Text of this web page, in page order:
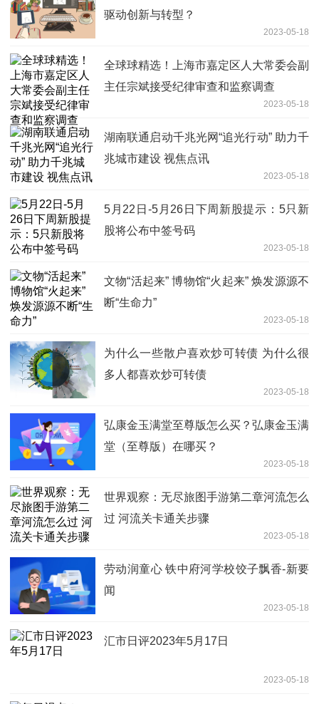
驱动创新与转型？
2023-05-18
全球球精选！上海市嘉定区人大常委会副
主任宗斌接受纪律审查和监察调查
2023-05-18
湖南联通启动千兆光网“追光行动” 助力千
兆城市建设 视焦点讯
2023-05-18
5月22日-5月26日下周新股提示：5只新
股将公布中签号码
2023-05-18
文物“活起来” 博物馆“火起来” 焕发源源不
断“生命力”
2023-05-18
为什么一些散户喜欢炒可转债 为什么很
多人都喜欢炒可转债
2023-05-18
弘康金玉满堂至尊版怎么买？弘康金玉满
堂（至尊版）在哪买？
2023-05-18
世界观察：无尽旅图手游第二章河流怎么
过 河流关卡通关步骤
2023-05-18
劳动润童心 铁中府河学校饺子飘香-新要
闻
2023-05-18
汇市日评2023年5月17日
2023-05-18